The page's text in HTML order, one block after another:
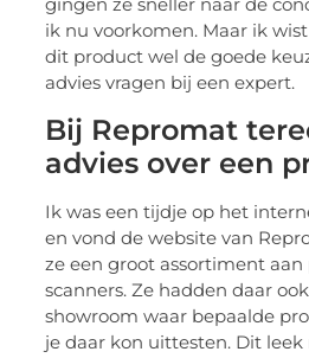
ik nu voorkomen. Maar ik
dit product wel de goede
advies vragen bij een expert.
Bij Repromat
advies over een
Ik was een tijdje op het
en vond de website van
ze een groot assortiment aan
scanners. Ze hadden daar
showroom waar bepaalde
je daar kon uittesten. Dit